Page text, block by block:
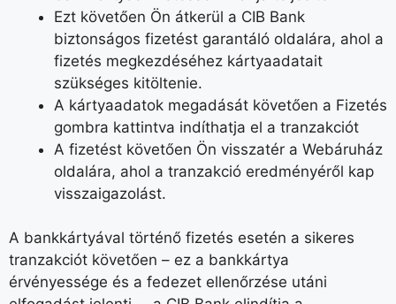
Ezt követően Ön átkerül a CIB Bank
biztonságos fizetést garantáló oldalára, ahol a
fizetés megkezdéséhez kártyaadatait
szükséges kitöltenie.
A kártyaadatok megadását követően a Fizetés
gombra kattintva indíthatja el a tranzakciót
A fizetést követően Ön visszatér a Webáruház
oldalára, ahol a tranzakció eredményéről kap
visszaigazolást.
A bankkártyával történő fizetés esetén a sikeres
tranzakciót követően – ez a bankkártya
érvényessége és a fedezet ellenőrzése utáni